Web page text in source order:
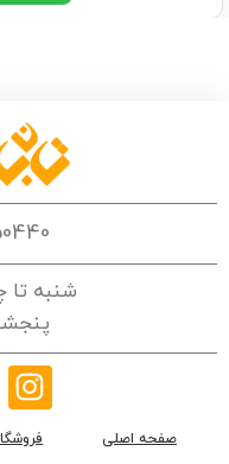
شنبه تا
صفحه اصلی